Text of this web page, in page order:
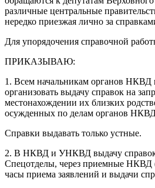
различные центральные
нередко приезжая лично за
Для упорядочения справочной
ПРИКАЗЫВАЮ:
1. Всем начальникам органов НКВД
организовать выдачу справок на
местонахождении их близких
осужденных по делам органов
Справки выдавать только устные.
2. В НКВД и УНКВД выдачу справок
Спецотделы, через приемные
часы приема заявлений и выдачи